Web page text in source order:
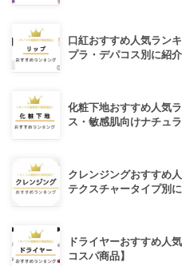
口紅おすすめ人気ラン
プラ・デパコス別に紹介
化粧下地おすすめ人気
ス・敏感肌向けナチュ
クレンジングおすすめ
テクスチャータイプ別に
ドライヤーおすすめ人
コスパ商品】